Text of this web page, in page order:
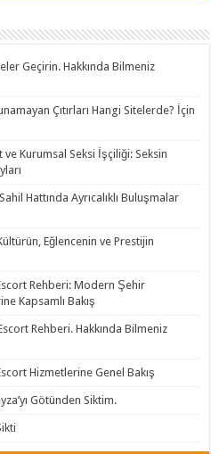
Geçirin. Hakkında Bilmeniz
Çıtırları Hangi Sitelerde? İçin
Kurumsal Seksi İşçiliği: Seksin
Hattında Ayrıcalıklı Buluşmalar
Eğlencenin ve Prestijin
Rehberi: Modern Şehir
Kapsamlı Bakış
Rehberi. Hakkında Bilmeniz
Hizmetlerine Genel Bakış
Götünden Siktim.